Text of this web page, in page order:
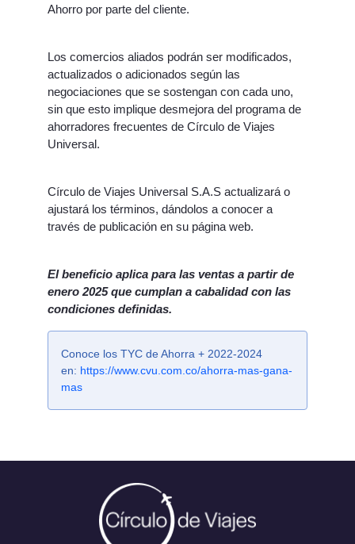
Ahorro por parte del cliente.
Los comercios aliados podrán ser modificados,
actualizados o adicionados según las
negociaciones que se sostengan con cada uno,
sin que esto implique desmejora del programa de
ahorradores frecuentes de Círculo de Viajes
Universal.
Círculo de Viajes Universal S.A.S actualizará o
ajustará los términos, dándolos a conocer a
través de publicación en su página web.
El beneficio aplica para las ventas a partir de
enero 2025 que cumplan a cabalidad con las
condiciones definidas.
Conoce los TYC de Ahorra + 2022-2024
en: https://www.cvu.com.co/ahorra-mas-gana-
mas